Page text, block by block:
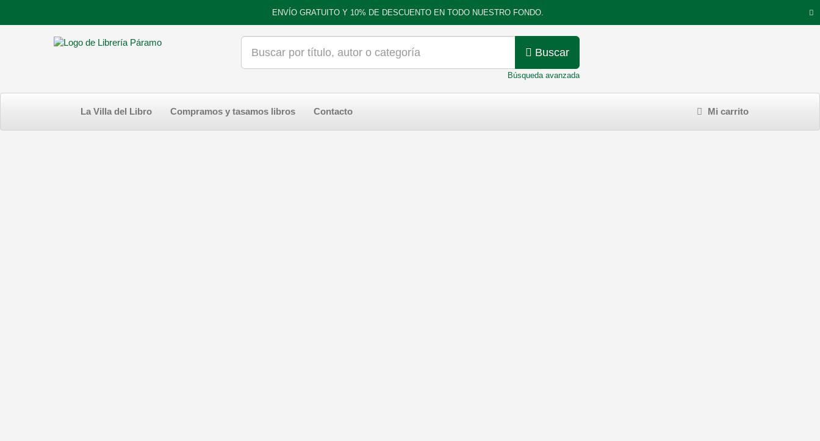
ENVÍO GRATUITO Y 10% DE DESCUENTO EN TODO NUESTRO FONDO.
Buscar
Búsqueda avanzada
La Villa del Libro Compramos y tasamos libros Contacto Mi carrito